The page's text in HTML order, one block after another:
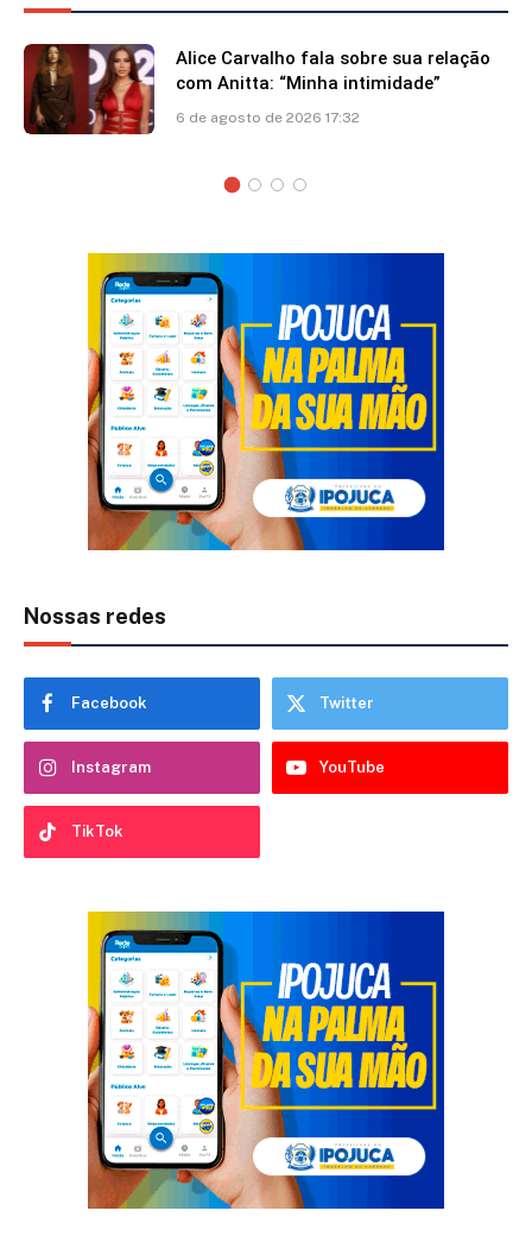
Alice Carvalho fala sobre sua relação
com Anitta: “Minha intimidade”
6 de agosto de 2026 17:32
Nossas redes
Facebook Twitter
Instagram YouTube
TikTok